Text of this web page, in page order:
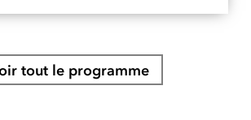
tout le programme